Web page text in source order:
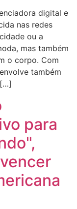
digital e
nas redes
ou a
mas também
o corpo. Com
também
para